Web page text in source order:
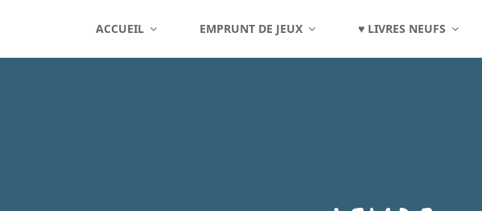
REGIE EDUCATIVE DE TOURAINE
ACCUEIL EMPRUNT DE JEUX ♥ LIVRES NEUFS